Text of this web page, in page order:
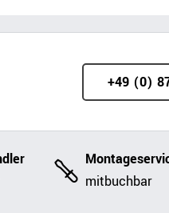
+49 (0)
mitbuchbar